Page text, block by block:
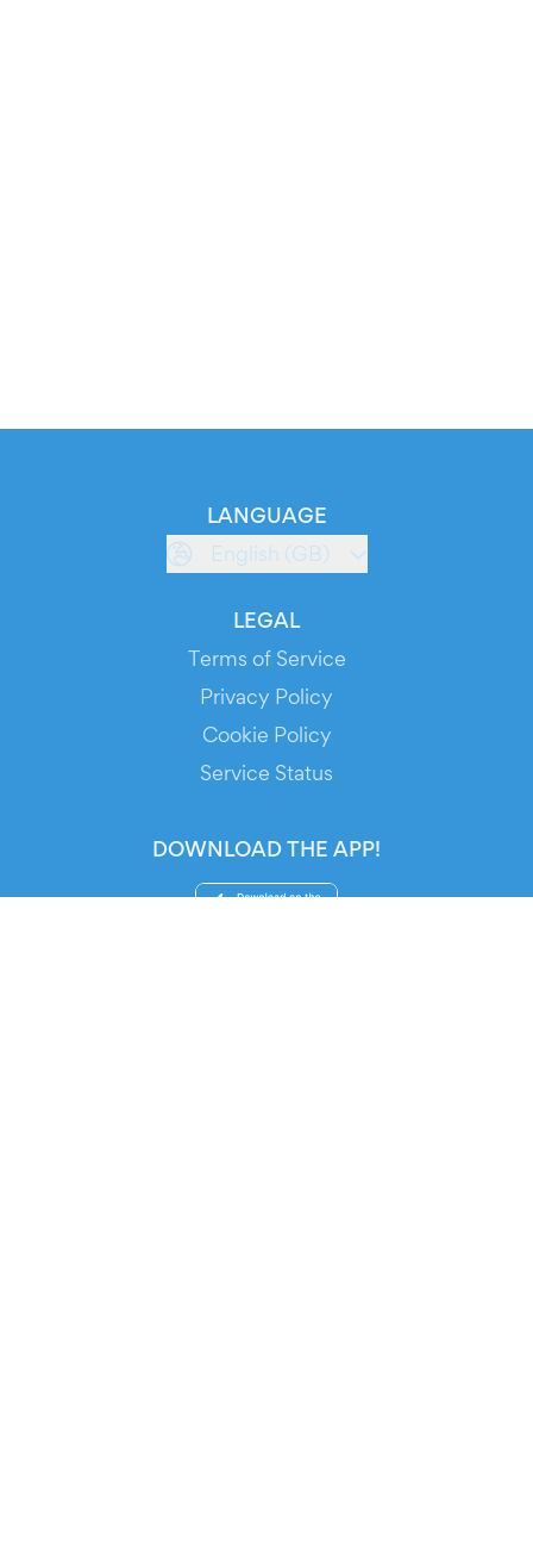
LANGUAGE
English (GB)
LEGAL
Terms of Service
Privacy Policy
Cookie Policy
Service Status
DOWNLOAD THE APP!